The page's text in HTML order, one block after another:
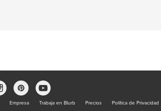
Empresa Trabaja en Blurb Precios Política de Privacidad